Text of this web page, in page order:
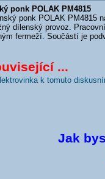
ponk POLAK PM4815
ponk POLAK PM4815
dílenský provoz.
fermeží. Součástí je
...
k tomuto
Jak